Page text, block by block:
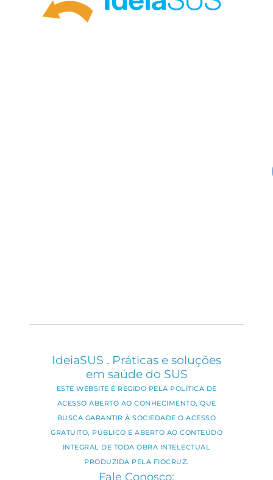
IdeiaSUS . Práticas e soluções
em saúde do SUS
ESTE WEBSITE É REGIDO PELA POLÍTICA DE
ACESSO ABERTO AO CONHECIMENTO, QUE
BUSCA GARANTIR À SOCIEDADE O ACESSO
GRATUITO, PÚBLICO E ABERTO AO CONTEÚDO
INTEGRAL DE TODA OBRA INTELECTUAL
PRODUZIDA PELA FIOCRUZ.
Fale Conosco: